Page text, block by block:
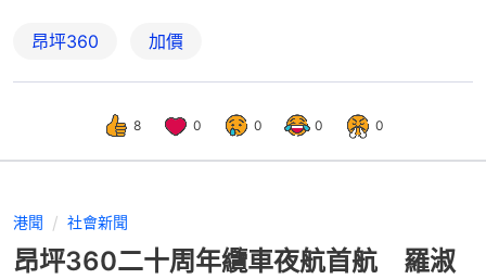
昂坪360 加價
8 0 0 0 0
港聞 社會新聞
昂坪360二十周年纜車夜航首航 羅淑